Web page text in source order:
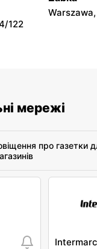
Biedronka
122
мережі
про газетки